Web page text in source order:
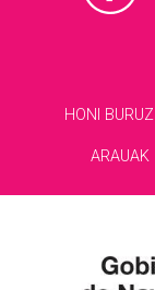
HONI BURUZ
ARAUAK